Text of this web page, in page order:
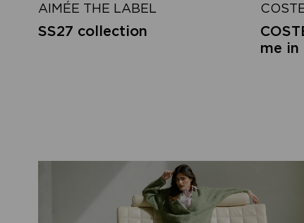
AIMÉE THE LABEL
SS27 collection
me in